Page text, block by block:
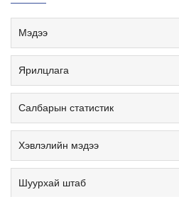
Мэдээ
Ярилцлага
Салбарын статистик
Хэвлэлийн мэдээ
Шуурхай штаб